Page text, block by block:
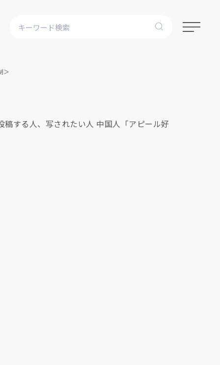
＞
する人、写されたい人 中国人「アピール好